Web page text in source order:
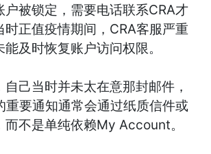
户被锁定，需要电话联系CRA才
时正值疫情期间，CRA客服严重
及时恢复账户访问权限。
己当时并未太在意那封邮件，
重要通知通常会通过纸质信件或
而不是单纯依赖My Account。